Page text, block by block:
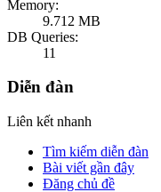
Memory:
9.712 MB
DB Queries:
11
Diễn đàn
Liên kết nhanh
Tìm kiếm diễn đàn
Bài viết gần đây
Đăng chủ đề